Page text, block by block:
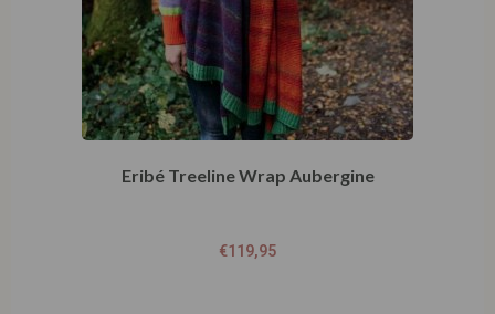
Eribé Treeline Wrap Aubergine
€119,95